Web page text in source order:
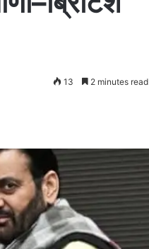
13 2 minutes read